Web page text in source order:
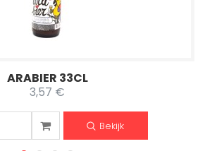
ARABIER 33CL
3,57 €
Bekijk